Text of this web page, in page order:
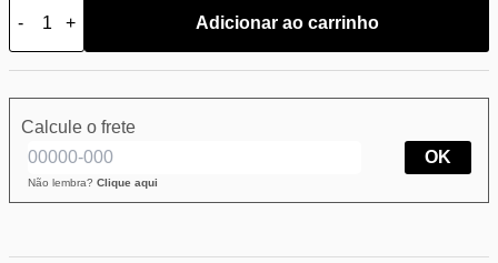
- + Adicionar ao carrinho
Calcule o frete
Não lembra? Clique aqui
OK